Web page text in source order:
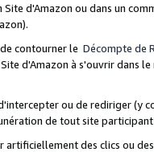
d'Amazon ou dans un
contourner le Décompte de
d'Amazon à s'ouvrir dans
ou de rediriger
de tout site
artificiellement des clics ou